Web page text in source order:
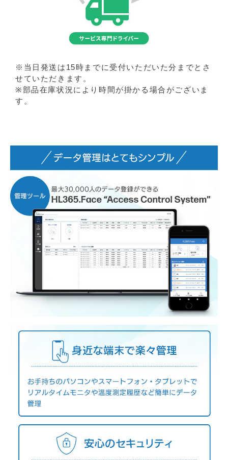
※当日発送は15時までに受付いただいた分までとさ
せていただきます。
※部品在庫状況により時間が掛かる場合がございま
す。